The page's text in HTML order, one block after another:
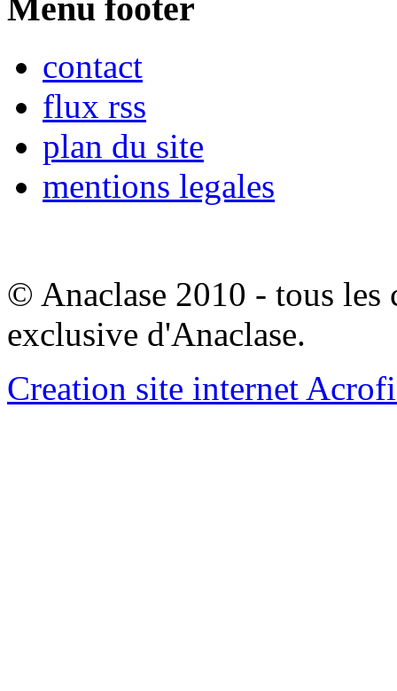
Menu footer
contact
flux rss
plan du site
mentions legales
© Anaclase 2010 - tous les
exclusive d'Anaclase.
Creation site internet